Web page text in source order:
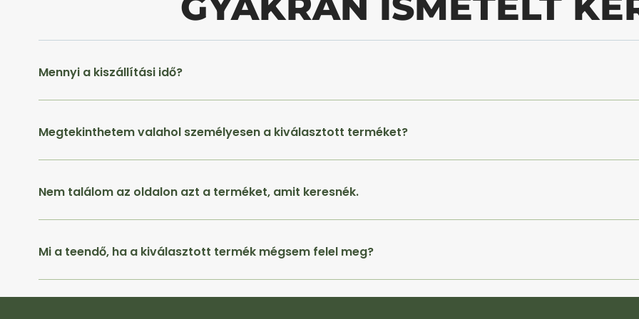
Mennyi a kiszállítási idő?
Megtekinthetem valahol személyesen a kiválasztott terméket?
Nem találom az oldalon azt a terméket, amit keresnék.
Mi a teendő, ha a kiválasztott termék mégsem felel meg?